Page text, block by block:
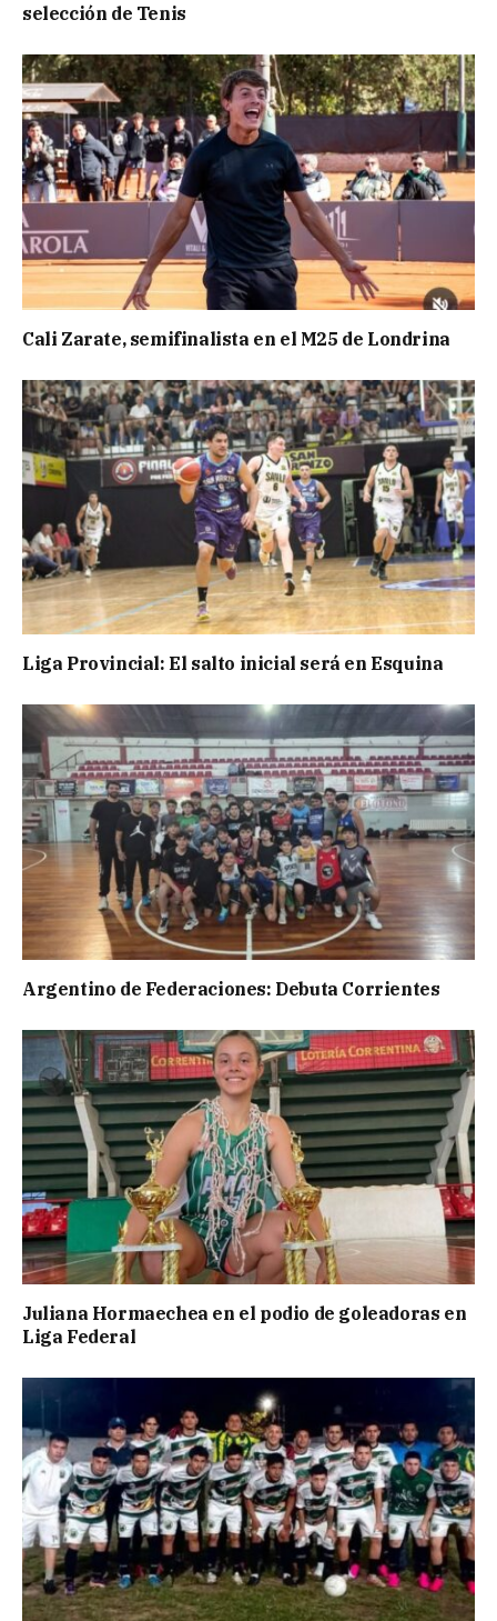
selección de Tenis
Cali Zarate, semifinalista en el M25 de Londrina
Liga Provincial: El salto inicial será en Esquina
Argentino de Federaciones: Debuta Corrientes
Juliana Hormaechea en el podio de goleadoras en
Liga Federal